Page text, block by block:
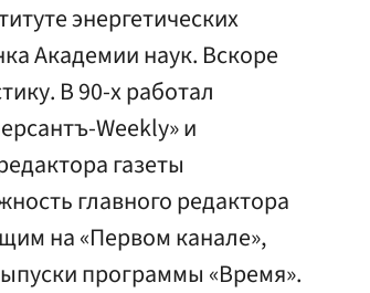
энергетических
Академии наук. Вскоре
В 90-х работал
Weekly» и
газеты
главного редактора
на «Первом канале»,
программы «Время».